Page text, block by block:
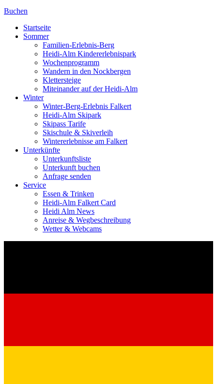
Buchen
Startseite
Sommer
Familien-Erlebnis-Berg
Heidi-Alm Kindererlebnispark
Wochenprogramm
Wandern in den Nockbergen
Klettersteige
Miteinander auf der Heidi-Alm
Winter
Winter-Berg-Erlebnis Falkert
Heidi-Alm Skipark
Skipass Tarife
Skischule & Skiverleih
Wintererlebnisse am Falkert
Unterkünfte
Unterkunftsliste
Unterkunft buchen
Anfrage senden
Service
Essen & Trinken
Heidi-Alm Falkert Card
Heidi Alm News
Anreise & Wegbeschreibung
Wetter & Webcams